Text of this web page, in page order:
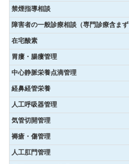
禁煙指導相談
障害者の一般診療相談（専門診療含まず
在宅酸素
胃瘻・腸瘻管理
中心静脈栄養点滴管理
経鼻経管栄養
人工呼吸器管理
気管切開管理
褥瘡・傷管理
人工肛門管理